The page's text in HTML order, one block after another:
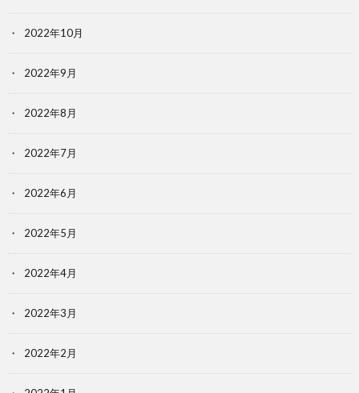
2022年10月
2022年9月
2022年8月
2022年7月
2022年6月
2022年5月
2022年4月
2022年3月
2022年2月